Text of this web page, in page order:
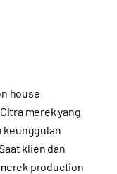
house
merek yang
keunggulan
klien dan
production